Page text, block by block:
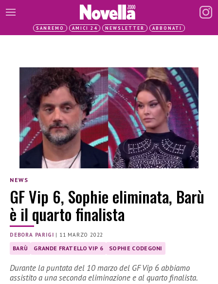
SANREMO AMICI 24 NEWSLETTER ABBONATI
NEWS
GF Vip 6, Sophie eliminata, Barù
è il quarto finalista
DEBORA PARIGI | 11 MARZO 2022
BARÙ GRANDE FRATELLO VIP 6 SOPHIE CODEGONI
Durante la puntata del 10 marzo del GF Vip 6 abbiamo
assistito a una seconda eliminazione e al quarto finalista.